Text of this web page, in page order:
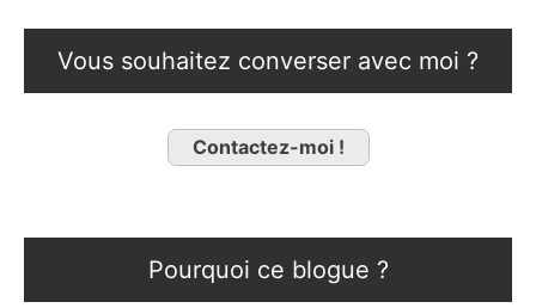
Vous souhaitez converser avec moi ?
Contactez-moi !
Pourquoi ce blogue ?